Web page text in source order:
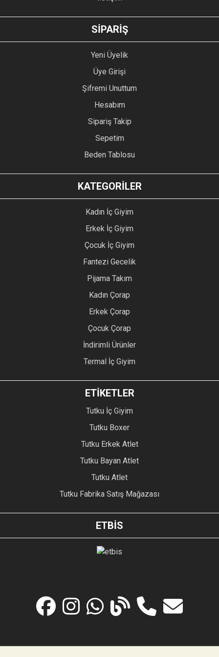
GÖNDER
SİPARİŞ
Yeni Üyelik
Üye Girişi
Şifremi Unuttum
Hesabım
Sipariş Takip
Sepetim
Beden Tablosu
KATEGORİLER
Kadın İç Giyim
Erkek İç Giyim
Çocuk İç Giyim
Fantezi Gecelik
Pijama Takım
Kadın Çorap
Erkek Çorap
Çocuk Çorap
İndirimli Ürünler
Termal İç Giyim
ETİKETLER
Tutku İç Giyim
Tutku Boxer
Tutku Erkek Atlet
Tutku Bayan Atlet
Tutku Atlet
Tutku Fabrika Satış Mağazası
ETBİS